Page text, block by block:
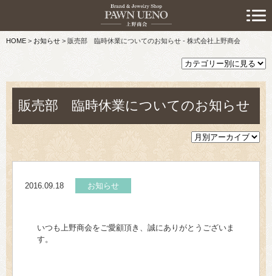
HOME > お知らせ> 販売部 臨時休業についてのお知らせ - 株式会社上野商会
販売部 臨時休業についてのお知らせ
2016.09.18 お知らせ
いつも上野商会をご愛顧頂き、誠にありがとうございま
す。
> 初めての方へ
> 預けたい方
> 売りたい方
> 買いたい方
> 取り扱い品目
> 商品情報